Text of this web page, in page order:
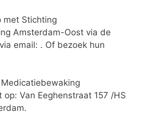
met Stichting
Amsterdam-Oost via de
email: . Of bezoek hun
Van Eeghenstraat 157 /HS